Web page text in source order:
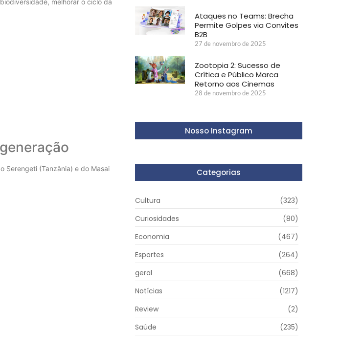
melhorar o ciclo da
Serengeti (Tanzânia) e do Masai
Ataques no Teams: Brecha
Permite Golpes via Convites
B2B
27 de novembro de 2025
Zootopia 2: Sucesso de
Crítica e Público Marca
Retorno aos Cinemas
28 de novembro de 2025
Nosso Instagram
Categorias
Cultura
(323)
Curiosidades
(80)
Economia
(467)
Esportes
(264)
geral
(668)
Notícias
(1217)
Review
(2)
Saúde
(235)